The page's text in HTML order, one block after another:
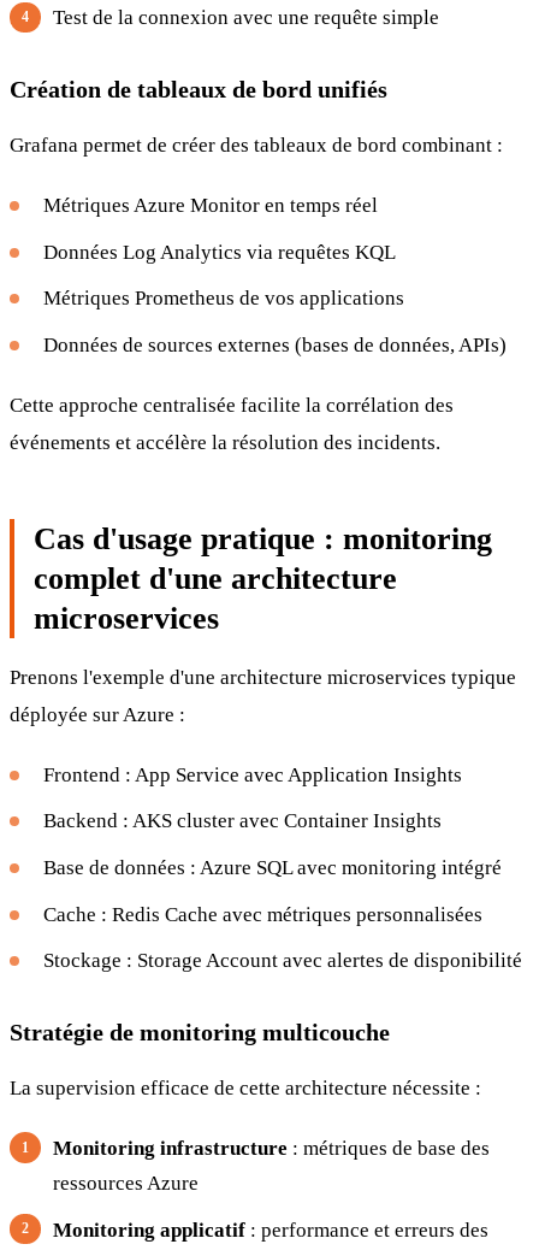
Test de la connexion avec une requête simple
Création de tableaux de bord unifiés
Grafana permet de créer des tableaux de bord combinant :
Métriques Azure Monitor en temps réel
Données Log Analytics via requêtes KQL
Métriques Prometheus de vos applications
Données de sources externes (bases de données, APIs)
Cette approche centralisée facilite la corrélation des
événements et accélère la résolution des incidents.
Cas d'usage pratique : monitoring
complet d'une architecture
microservices
Prenons l'exemple d'une architecture microservices typique
déployée sur Azure :
Frontend : App Service avec Application Insights
Backend : AKS cluster avec Container Insights
Base de données : Azure SQL avec monitoring intégré
Cache : Redis Cache avec métriques personnalisées
Stockage : Storage Account avec alertes de disponibilité
Stratégie de monitoring multicouche
La supervision efficace de cette architecture nécessite :
Monitoring infrastructure : métriques de base des
ressources Azure
Monitoring applicatif : performance et erreurs des